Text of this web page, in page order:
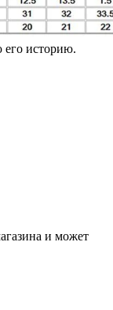
его историю.
и может